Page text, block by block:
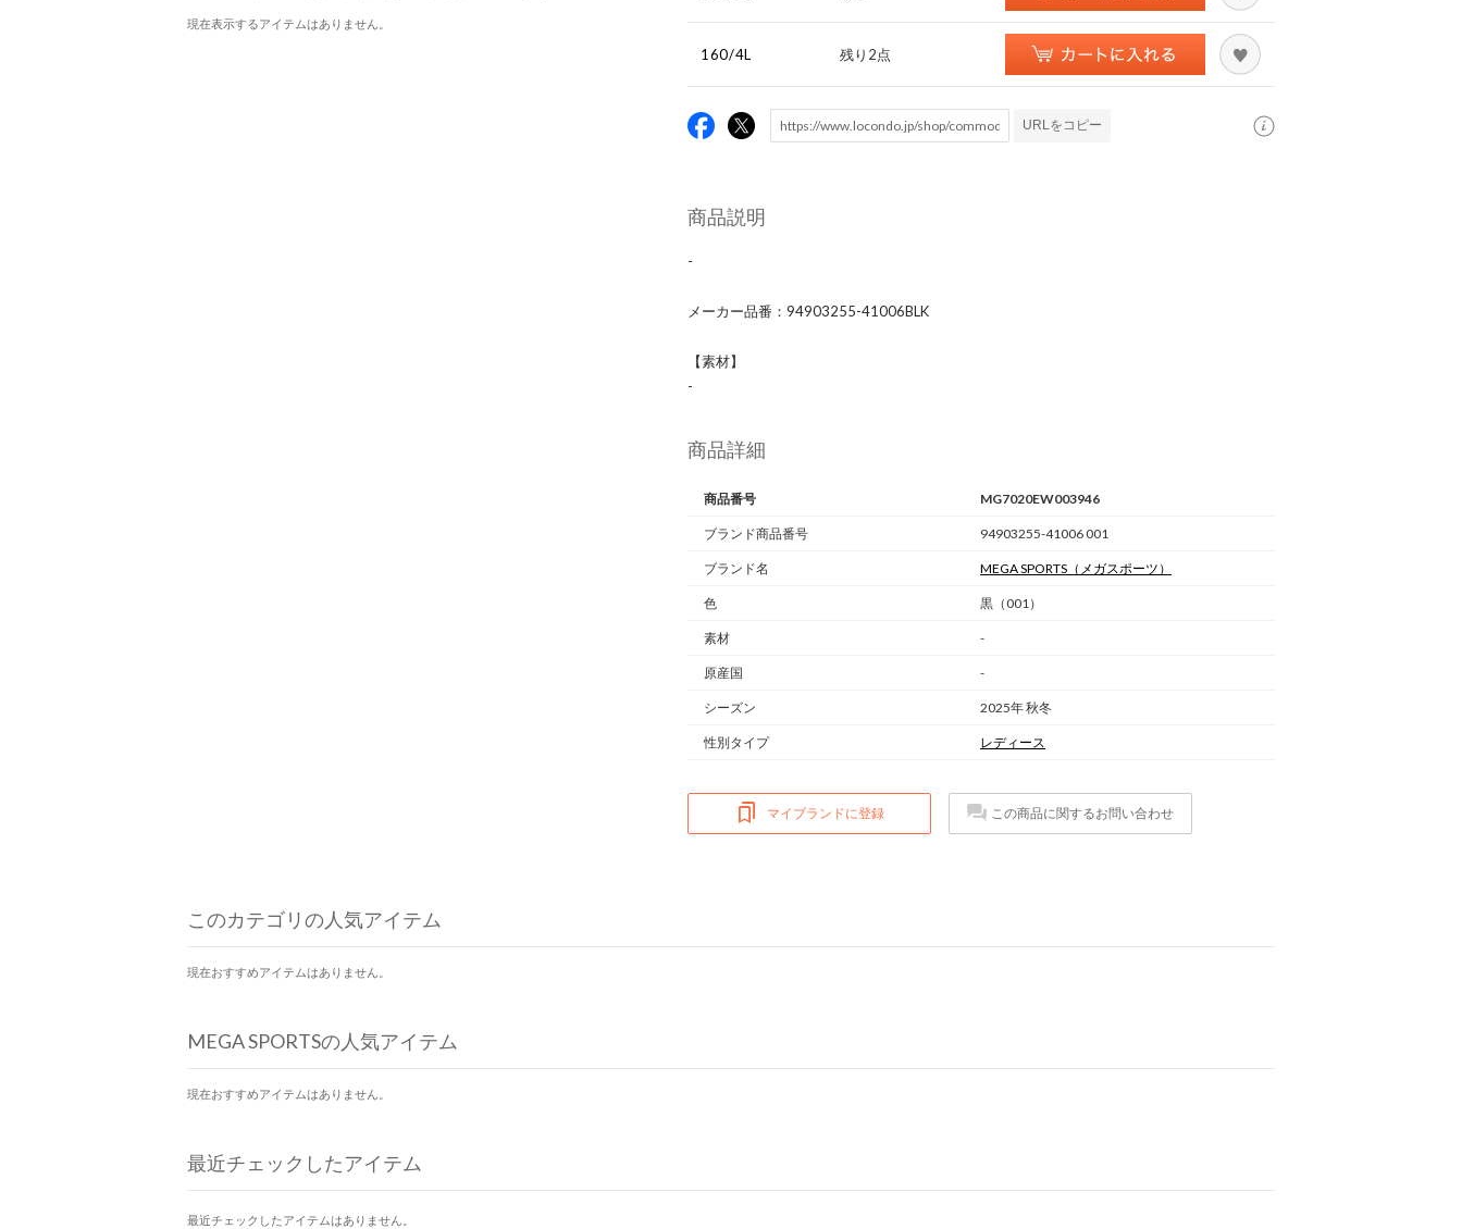
現在表示するアイテムはありません。
160/4L 残り2点
URLをコピー
商品説明
-
メーカー品番：94903255-41006BLK
【素材】
-
商品詳細
商品番号 MG7020EW003946
ブランド商品番号 94903255-41006 001
ブランド名 MEGA SPORTS （メガスポーツ）
色 黒（001）
素材 -
原産国 -
シーズン 2025年 秋冬
性別タイプ レディース
マイブランドに登録 この商品に関するお問い合わせ
このカテゴリの人気アイテム
現在おすすめアイテムはありません。
MEGA SPORTSの人気アイテム
現在おすすめアイテムはありません。
最近チェックしたアイテム
最近チェックしたアイテムはありません。